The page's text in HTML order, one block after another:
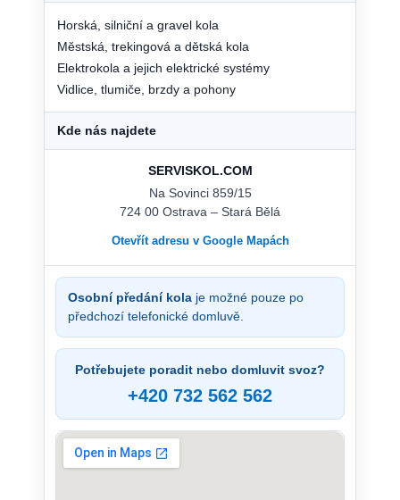
Horská, silniční a gravel kola
Městská, trekingová a dětská kola
Elektrokola a jejich elektrické systémy
Vidlice, tlumiče, brzdy a pohony
Kde nás najdete
SERVISKOL.COM
Na Sovinci 859/15
724 00 Ostrava – Stará Bělá
Otevřít adresu v Google Mapách
Osobní předání kola je možné pouze po
předchozí telefonické domluvě.
Potřebujete poradit nebo domluvit svoz?
+420 732 562 562